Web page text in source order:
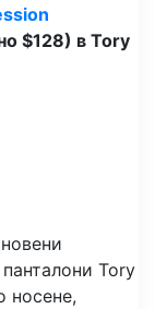
$128) в Tory
Tory
носене,